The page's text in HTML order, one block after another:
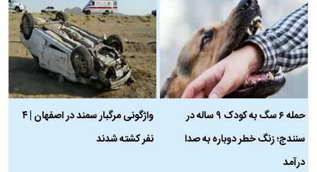
حمله ۶ سگ به کودک ۹ ساله در
سنندج؛ زنگ خطر دوباره به صدا
درآمد
واژگونی مرگبار سمند در اصفهان | ۴
نفر کشته شدند